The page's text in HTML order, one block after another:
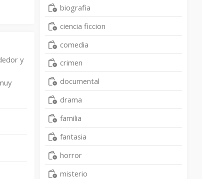
y
biografia
ciencia ficcion
comedia
crimen
documental
drama
familia
fantasia
horror
misterio